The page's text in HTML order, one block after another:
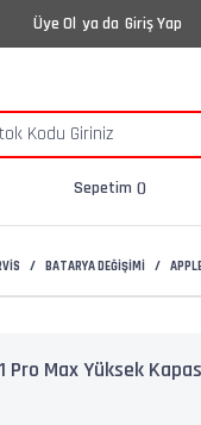
Üye Ol ya da Giriş Yap
Sepetim
BATARYA DEĞİŞİMİ
Pro Max Yüksek